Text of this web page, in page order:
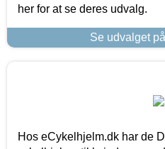
her for at se deres udvalg.
Se udvalget
Hos eCykelhjelm.dk har de